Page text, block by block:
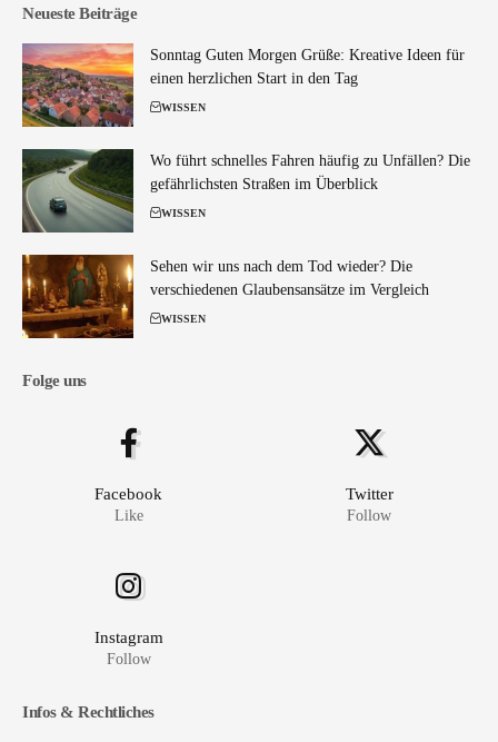
Neueste Beiträge
Sonntag Guten Morgen Grüße: Kreative Ideen für
einen herzlichen Start in den Tag
WISSEN
Wo führt schnelles Fahren häufig zu Unfällen? Die
gefährlichsten Straßen im Überblick
WISSEN
Sehen wir uns nach dem Tod wieder? Die
verschiedenen Glaubensansätze im Vergleich
WISSEN
Folge uns
Facebook
Like
Twitter
Follow
Instagram
Follow
Infos & Rechtliches